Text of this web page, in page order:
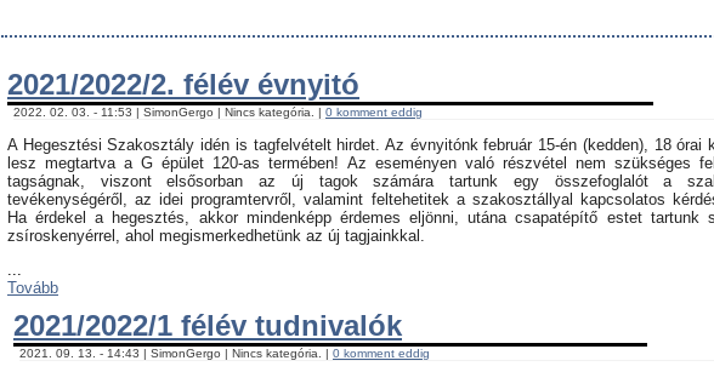
2021/2022/2. félév évnyitó
2022. 02. 03. - 11:53 | SimonGergo | Nincs kategória. | 0 komment eddig
A Hegesztési Szakosztály idén is tagfelvételt hirdet. Az évnyitónk február 15-én (kedden), 18 órai
lesz megtartva a G épület 120-as termében! Az eseményen való részvétel nem szükséges
tagságnak, viszont elsősorban az új tagok számára tartunk egy összefoglalót a
tevékenységéről, az idei programtervről, valamint feltehetitek a szakosztállyal kapcsolatos
Ha érdekel a hegesztés, akkor mindenképp érdemes eljönni, utána csapatépítő estet tartunk
zsíroskenyérrel, ahol megismerkedhetünk az új tagjainkkal.
...
Tovább
2021/2022/1 félév tudnivalók
2021. 09. 13. - 14:43 | SimonGergo | Nincs kategória. | 0 komment eddig